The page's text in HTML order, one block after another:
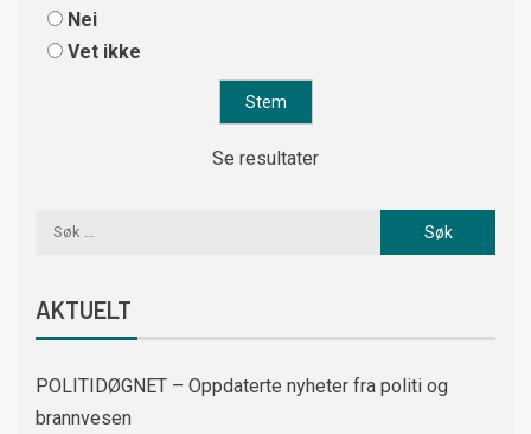
Nei
Vet ikke
Se resultater
AKTUELT
POLITIDØGNET – Oppdaterte nyheter fra politi og
brannvesen